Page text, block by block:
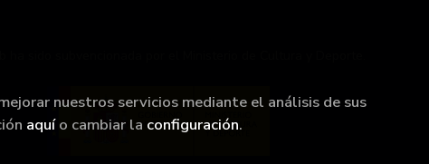
nuestros servicios mediante el análisis de sus
aquío cambiar la configuración.